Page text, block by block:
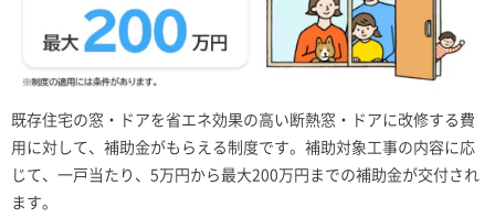
既存住宅の窓・ドアを省エネ効果の高い断熱窓・ドアに改修する費
用に対して、補助金がもらえる制度です。補助対象工事の内容に応
じて、一戸当たり、5万円から最大200万円までの補助金が交付され
ます。